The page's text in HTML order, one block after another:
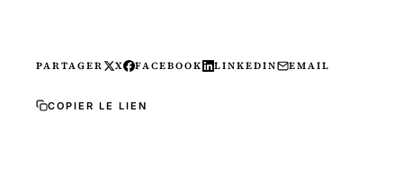
PARTAGER X FACEBOOK LINKEDIN EMAIL
COPIER LE LIEN